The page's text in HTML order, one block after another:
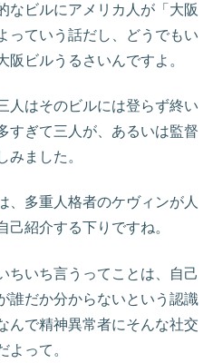
なビルにアメリカ人が「大阪
っていう話だし、どうでもい
ビルうるさいんですよ。
人はそのビルには登らず終い
すぎて三人が、あるいは監督
みました。
、多重人格者のケヴィンが人
紹介する下りですね。
ちいち言うってことは、自己
誰だか分からないという認識
んで精神異常者にそんな社交
よって。